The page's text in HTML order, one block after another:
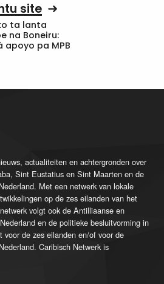
site
ta lanta
na Boneiru:
apoyo pa MPB
actualiteiten en achtergronden over
Sint Eustatius en Sint Maarten en de
Met een netwerk van lokale
op de zes eilanden van het
volgt ook de Antilliaanse en
en de politieke besluitvorming in
voor de zes eilanden en/of voor de
Caribisch Netwerk is